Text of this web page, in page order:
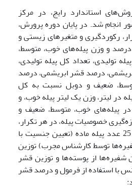
استاندارد رایج، در مرکز
انجام شد. در پایان دوره پرورش،
رکوردگیری و متغیرهای زیستی و
و وزن پیله‌های خوب، متوسط،
تولیدی، تعداد کل پیله تولیدی،
درصد قشر ابریشمی، درصد
ضعیف و دوبل نسبت به کل
در لیتر، وزن یک لیتر پیله خوب، و
پیله‌های خوب، متوسط، ضعیف و
خصوصیات پیله، در هر تکرار،
تعداد 25 عدد پیله نر و 25 عدد پیله ماده (تعیین جنسیت با
توسط کارشناس مجرب) توزین
از پوسته‌ها و توزین قشر
از هر جنس با استفاده از فرمول و درصد قشر